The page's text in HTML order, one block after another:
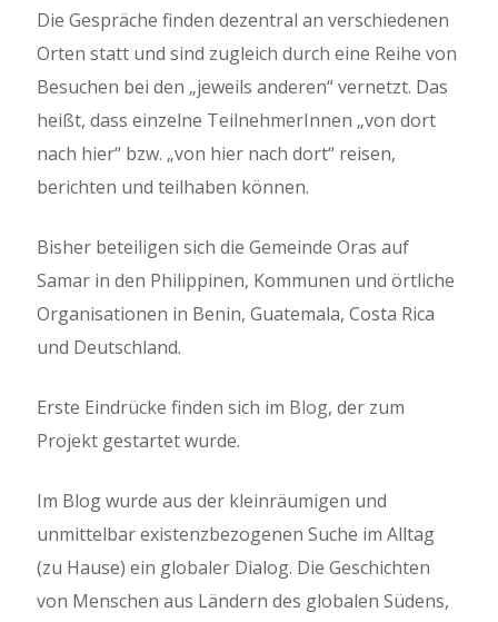
Die Gespräche finden dezentral an verschiedenen
Orten statt und sind zugleich durch eine Reihe von
Besuchen bei den „jeweils anderen“ vernetzt. Das
heißt, dass einzelne TeilnehmerInnen „von dort
nach hier“ bzw. „von hier nach dort“ reisen,
berichten und teilhaben können.
Bisher beteiligen sich die Gemeinde Oras auf
Samar in den Philippinen, Kommunen und örtliche
Organisationen in Benin, Guatemala, Costa Rica
und Deutschland.
Erste Eindrücke finden sich im Blog, der zum
Projekt gestartet wurde.
Im Blog wurde aus der kleinräumigen und
unmittelbar existenzbezogenen Suche im Alltag
(zu Hause) ein globaler Dialog. Die Geschichten
von Menschen aus Ländern des globalen Südens,